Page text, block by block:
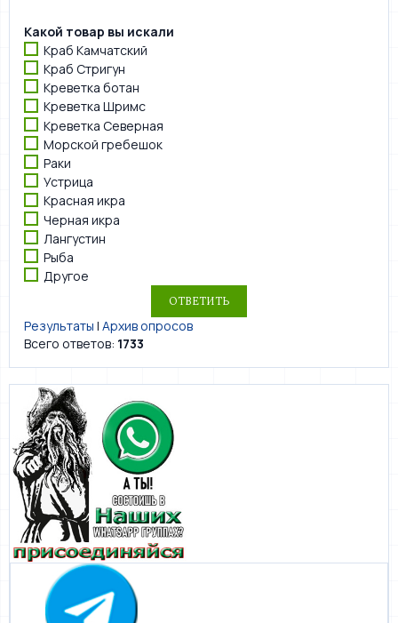
Какой товар вы искали
Краб Камчатский
Краб Стригун
Креветка ботан
Креветка Шримс
Креветка Северная
Морской гребешок
Раки
Устрица
Красная икра
Черная икра
Лангустин
Рыба
Другое
Результаты | Архив опросов
Всего ответов: 1733